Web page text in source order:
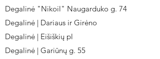
Degalinė "Nikoil" Naugarduko g. 74
Degalinė | Dariaus ir Girėno
Degalinė | Eišiškių pl
Degalinė | Gariūnų g. 55